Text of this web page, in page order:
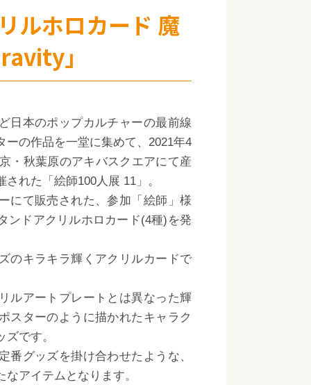
ルホロカード 魔
」
日本のポップカルチャーの最前線
ーの作品を一堂に集めて、2021年4
・秋葉原のアキバスクエアにて産
れた「絵師100人展 11」。
にて販売された、参加「絵師」様
ンドアクリルホロカード(4種)を発
のキラキラ輝くアクリルカードで
ルアートプレートとは異なった輝
スターのように描かれたキャラク
です。
番グッズを掛け合わせたような、
アイテムとなります。